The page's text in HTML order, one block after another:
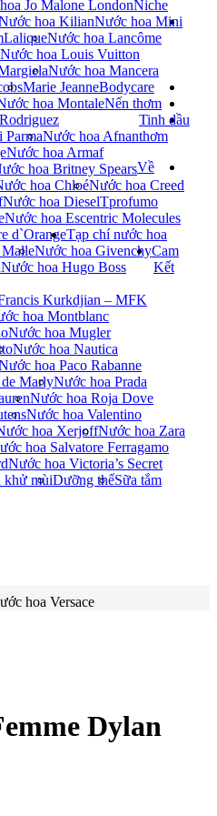
Jo Malone London
hoa Kilian
LaliqueNước hoa Lancôme
Nước hoa Louis Vuitton
Nước hoa Mancera
Marie Jeanne
hoa Montale
ParmaNước hoa Afnan
Nước hoa Armaf
hoa Britney Spears
hoa ChloéNước hoa Creed
Nước hoa Diesel
Nước hoa Escentric Molecules
d`Orange
Nước hoa Givenchy
Nước hoa Hugo Boss
Kurkdjian – MFK
hoa Montblanc
Nước hoa Mugler
Nước hoa Nautica
hoa Paco Rabanne
MarlyNước hoa Prada
Nước hoa Roja Dove
Nước hoa Valentino
hoa XerjoffNước hoa Zara
hoa Salvatore Ferragamo
Nước hoa Victoria’s Secret
Niche
Nước hoa Mini
Bodycare
khử mùiDưỡng thểSữa tắm
Nến thơm
Tinh dầu
thơm
Về
Tprofumo
Tạp chí nước hoa
Cam
Kết
hoa Versace
Dylan